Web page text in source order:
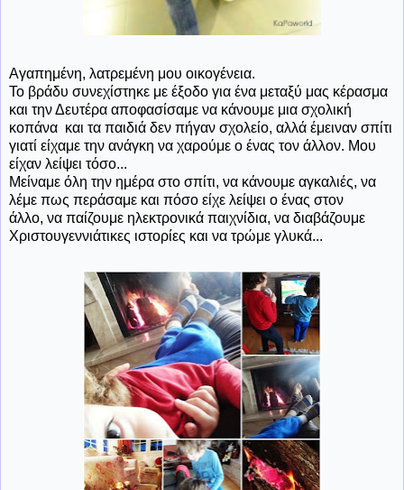
Αγαπημένη, λατρεμένη μου οικογένεια.
Το βράδυ συνεχίστηκε με έξοδο για ένα μεταξύ μας κέρασμα
και την Δευτέρα αποφασίσαμε να κάνουμε μια σχολική
κοπάνα και τα παιδιά δεν πήγαν σχολείο, αλλά έμειναν σπίτι
γιατί είχαμε την ανάγκη να χαρούμε ο ένας τον άλλον. Μου
είχαν λείψει τόσο...
Μείναμε όλη την ημέρα στο σπίτι, να κάνουμε αγκαλιές, να
λέμε πως περάσαμε και πόσο είχε λείψει ο ένας στον
άλλο, να παίζουμε ηλεκτρονικά παιχνίδια, να διαβάζουμε
Χριστουγεννιάτικες ιστορίες και να τρώμε γλυκά...